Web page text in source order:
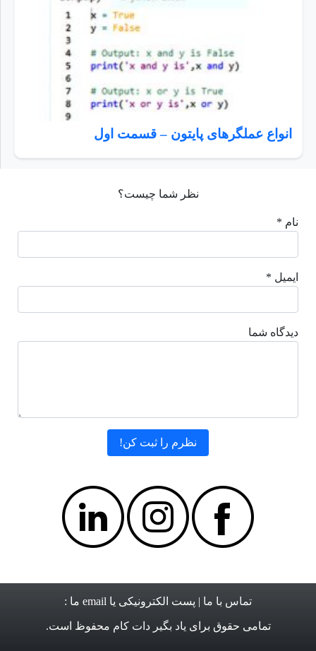
انواع عملگرهای پایتون – قسمت اول
نظر شما چیست؟
نام *
ایمیل *
دیدگاه شما
تماس با ما | پست الکترونیکی یا email ما :
تمامی حقوق برای یاد بگیر دات کام محفوظ است.